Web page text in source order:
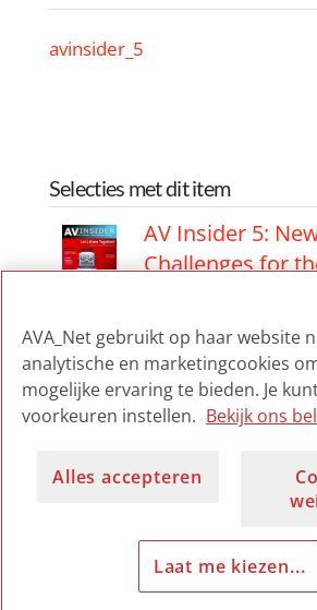
avinsider_5
Selecties met dit item
AV Insider 5:
Challenges for
AV Insider 5:
Challenges for
Audiovisual
AVA_Net gebruikt op haar website
analytische en marketingcookies
mogelijke ervaring te bieden. Je
voorkeuren instellen. Bekijk ons
Alles accepteren
Laat me kiezen...